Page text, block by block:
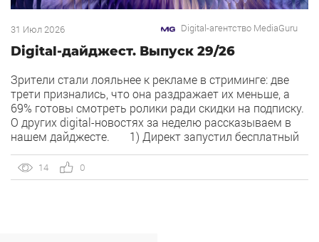
31 Июл 2026 Digital-агентство MediaGuru
Digital-дайджест. Выпуск 29/26
Зрители стали лояльнее к рекламе в стриминге: две
трети признались, что она раздражает их меньше, а
69% готовы смотреть ролики ради скидки на подписку.
О других digital-новостях за неделю рассказываем в
нашем дайджесте. 1) Директ запустил бесплатный
встроенный динамический коллтрекинг — без доплат и
интеграций со сторонними сервисами. […]
14 0